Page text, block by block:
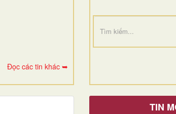
Đọc các tin khác ➥
TIN